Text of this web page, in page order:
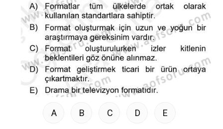
A B C D E